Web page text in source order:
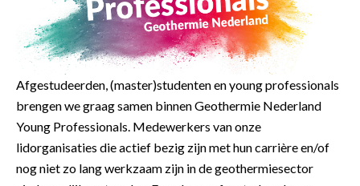
Afgestudeerden, (master)studenten en young professionals
brengen we graag samen binnen Geothermie Nederland
Young Professionals. Medewerkers van onze
lidorganisaties die actief bezig zijn met hun carrière en/of
nog niet zo lang werkzaam zijn in de geothermiesector